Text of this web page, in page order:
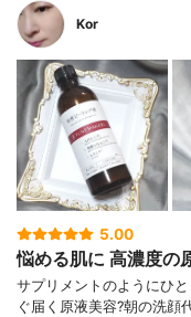
Kor
5.00
悩める肌に 高濃度の
サプリメントのようにひ
ぐ届く原液美容?朝の洗顔